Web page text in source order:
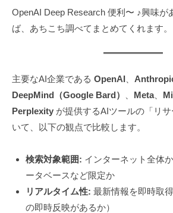
5
月
3
1
塚
井
件
の
ン
ト
OpenAI Deep Research 便利〜 ♪興味が
ば、あちこち調べてまとめてくれます。
主要なAI企業である OpenAI
DeepMind（Google Bard）
Meta、
Perplexity が提供するAIツールの「リ
いて、以下の観点で比較します。
検索対象範囲: インターネット全体
ータベースなど限定か
リアルタイム性: 最新情報を即時取
の即時反映があるか）